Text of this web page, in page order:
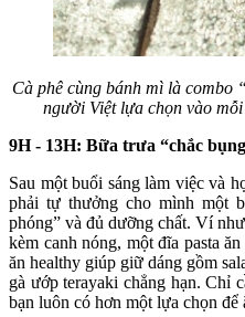
Cà phê cùng bánh mì là combo
người Việt lựa chọn vào
9H - 13H: Bữa trưa “chắc
Sau một buổi sáng làm việc và
phải tự thưởng cho mình một
phóng” và đủ dưỡng chất. Ví
kèm canh nóng, một đĩa pasta
ăn healthy giúp giữ dáng gồm
gà ướp terayaki chẳng hạn. Chỉ
bạn luôn có hơn một lựa chọn để